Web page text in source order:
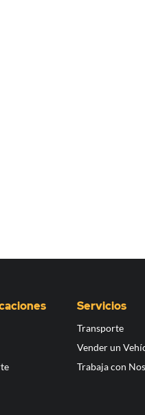
Servicios
Transporte
Vender un
Trabaja con